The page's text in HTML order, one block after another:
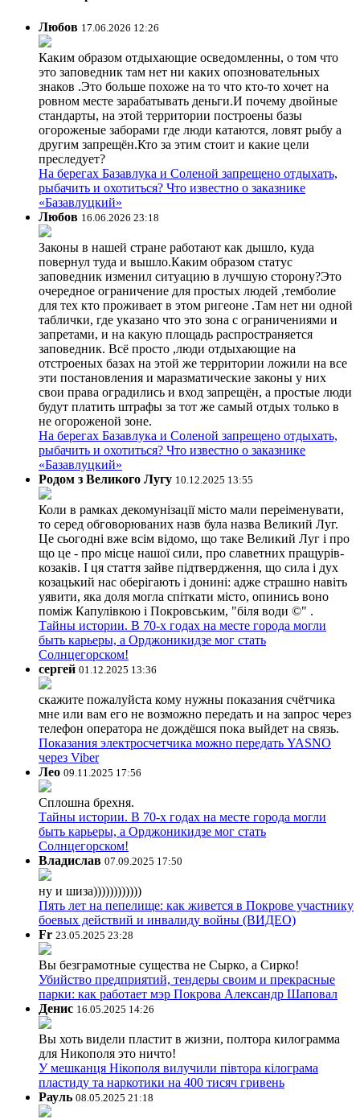
Любов 17.06.2026 12:26
Каким образом отдыхающие осведомленны, о том что
это заповедник там нет ни каких опозновательных
знаков .Это больше похоже на то что кто-то хочет на
ровном месте зарабатывать деньги.И почему двойные
стандарты, на этой территории построены базы
огороженые заборами где люди катаются, ловят рыбу а
другим запрещён.Кто за этим стоит и какие цели
преследует?
На берегах Базавлука и Соленой запрещено отдыхать,
рыбачить и охотиться? Что известно о заказнике
«Базавлуцкий»
Любов 16.06.2026 23:18
Законы в нашей стране работают как дышло, куда
повернул туда и вышло.Каким образом статус
заповедник изменил ситуацию в лучшую сторону?Это
очередное ограничение для простых людей ,темболие
для тех кто проживает в этом ригеоне .Там нет ни одной
таблички, где указано что это зона с ограничениями и
запретами, и на какую площадь распространяется
заповедник. Всё просто ,люди отдыхающие на
отстроеных базах на этой же территории ложили на все
эти постановления и маразматические законы у них
свои права оградились и вход запрещён, а простые люди
будут платить штрафы за тот же самый отдых только в
не огороженой зоне.
На берегах Базавлука и Соленой запрещено отдыхать,
рыбачить и охотиться? Что известно о заказнике
«Базавлуцкий»
Родом з Великого Лугу 10.12.2025 13:55
Коли в рамках декомунізації місто мали переіменувати,
то серед обговорюваних назв була назва Великий Луг.
Це сьогодні вже всім відомо, що таке Великий Луг і про
що це - про місце нашої сили, про славетних пращурів-
козаків. І ця стаття зайве підтвердження, що сила і дух
козацький нас оберігають і донині: адже страшно навіть
уявити, яка доля могла спіткати місто, опинись воно
поміж Капулівкою і Покровським, "біля води ©" .
Тайны истории. В 70-х годах на месте города могли
быть карьеры, а Орджоникидзе мог стать
Солнцегорском!
сергей 01.12.2025 13:36
скажите пожалуйста кому нужны показания счётчика
мне или вам его не возможно передать и на запрос через
телефон оператора не дождёшся пока выйдет на связь.
Показания электросчетчика можно передать YASNO
через Viber
Лео 09.11.2025 17:56
Сплошна брехня.
Тайны истории. В 70-х годах на месте города могли
быть карьеры, а Орджоникидзе мог стать
Солнцегорском!
Владислав 07.09.2025 17:50
ну и шиза))))))))))))
Пять лет на пепелище: как живется в Покрове участнику
боевых действий и инвалиду войны (ВИДЕО)
Fr 23.05.2025 23:28
Вы безграмотные существа не Сырко, а Сирко!
Убийство предприятий, тендеры своим и прекрасные
парки: как работает мэр Покрова Александр Шаповал
Денис 16.05.2025 14:26
Вы хоть видели пластит в жизни, полтора килограмма
для Никополя это ничто!
У мешканця Нікополя вилучили півтора кілограма
пластиду та наркотики на 400 тисяч гривень
Рауль 08.05.2025 21:18